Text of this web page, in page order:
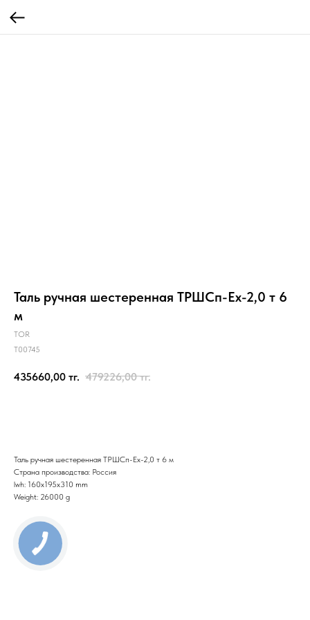
Таль ручная шестеренная ТРШСп-Ех-2,0 т 6
м
TOR
T00745
435660,00 тг. 479226,00 тг.
Таль ручная шестеренная ТРШСп-Ех-2,0 т 6 м
Страна производства: Россия
lwh: 160x195x310 mm
Weight: 26000 g